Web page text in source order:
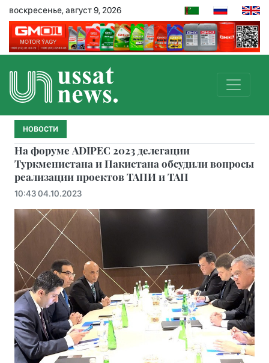
воскресенье, август 9, 2026
НОВОСТИ
На форуме ADIPEC 2023 делегации
Туркменистана и Пакистана обсудили вопросы
реализации проектов ТАПИ и ТАП
10:43 04.10.2023